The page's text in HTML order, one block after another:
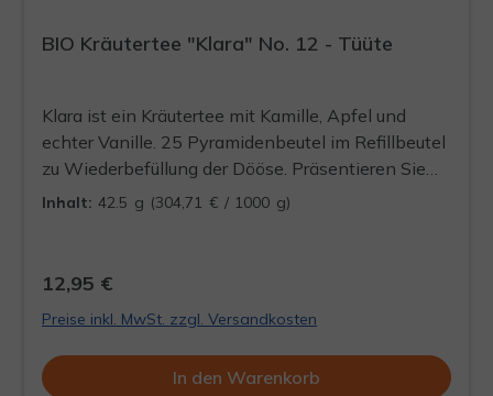
BIO Kräutertee "Klara" No. 12 - Tüüte
Klara ist ein Kräutertee mit Kamille, Apfel und
echter Vanille. 25 Pyramidenbeutel im Refillbeutel
zu Wiederbefüllung der Dööse. Präsentieren Sie
Ihre Schlürf-Tees mit Stil und ohne viel
Inhalt:42.5 g (304,71 € / 1000 g)
12,95 €
Preise inkl. MwSt. zzgl. Versandkosten
In den Warenkorb